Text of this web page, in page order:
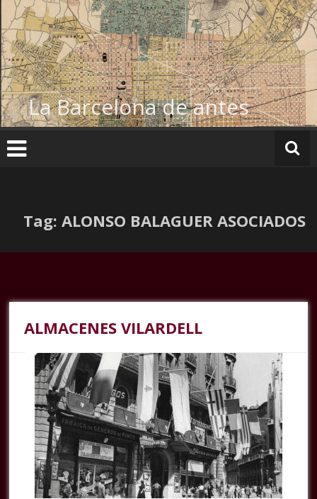
contenido
La Barcelona de antes
Tag: ALONSO BALAGUER ASOCIADOS
ALMACENES VILARDELL